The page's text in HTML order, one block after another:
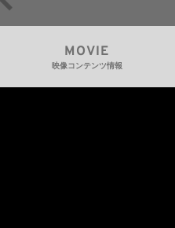
MOVIE
映像コンテンツ情報